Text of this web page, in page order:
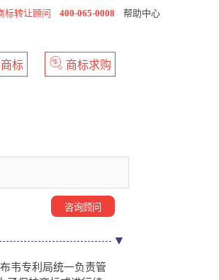
标转让顾问 400-065-0008 帮助中心
标 商标求购
咨询顾问
韦专利局统一负责管